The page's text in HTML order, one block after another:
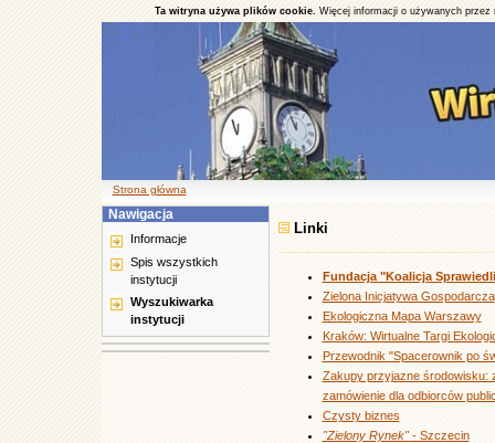
Ta witryna używa plików cookie. Więcej informacji o używanych
Strona główna
Nawigacja
Informacje
Spis wszystkich
instytucji
Wyszukiwarka
instytucji
Linki
Fundacja "Koalicja
Zielona Inicjatywa Gospodarcza
Ekologiczna Mapa Warszawy
Kraków: Wirtualne Targi
Przewodnik "Spacerownik po
Zakupy przyjazne środowisku:
zamówienie dla odbiorców
Czysty biznes
"Zielony Rynek"- Szczecin